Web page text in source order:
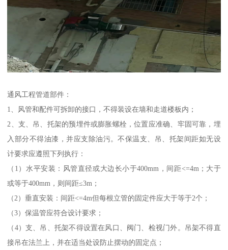
通风工程管道部件：
1、风管和配件可拆卸的接口，不得装设在墙和走道楼板内；
2、支、吊、托架的预埋件或膨胀螺栓，位置应准确、牢固可靠，埋
入部分不得油漆，并应支除油污。不保温支、吊、托架间距如无设
计要求应遵照下列执行：
（1）水平安装：风管直径或大边长小于400mm，间距<=4m；大于
或等于400mm，则间距≤3m；
（2）垂直安装：间距<=4m但每根立管的固定件应大于等于2个；
（3）保温管应符合设计要求；
（4）支、吊、托架不得设置在风口、阀门、检视门外。吊架不得直
接吊在法兰上，并在适当处设防止摆动的固定点；